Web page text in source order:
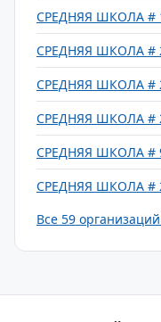
СРЕДНЯЯ ШКОЛА #
СРЕДНЯЯ ШКОЛА #
СРЕДНЯЯ ШКОЛА #
СРЕДНЯЯ ШКОЛА #
СРЕДНЯЯ ШКОЛА #
СРЕДНЯЯ ШКОЛА #
Все 59